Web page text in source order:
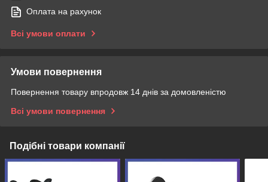
Оплата на рахунок
Всі умови оплати
Умови повернення
Повернення товару впродовж 14 днів за домовленістю
Всі умови повернення
Подібні товари компанії